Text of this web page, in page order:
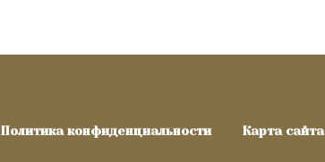
Политика конфиденциальности Карта сайта